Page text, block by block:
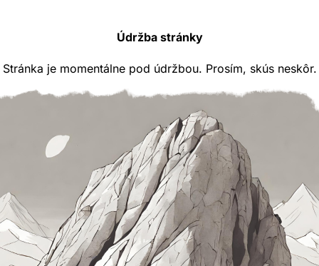
Údržba stránky
Stránka je momentálne pod údržbou. Prosím, skús neskôr.